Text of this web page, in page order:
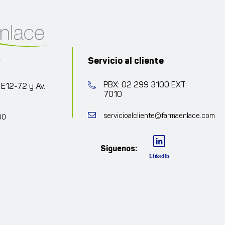
72 y Av.
Servicio al cliente
PBX: 02 299 3100 EXT:
7010
servicioalcliente@farmaenlace.com
Síguenos: